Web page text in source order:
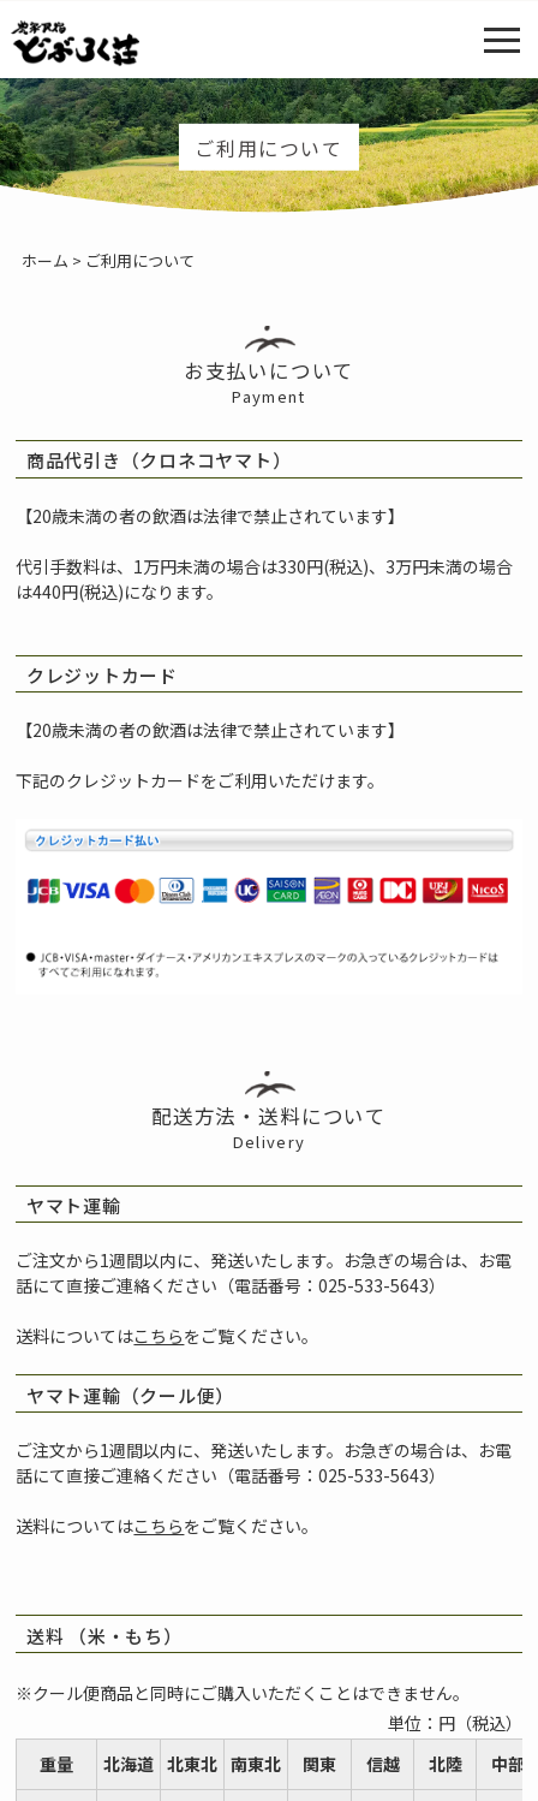
ご利用について
ホーム > ご利用について
お支払いについて
Payment
商品代引き（クロネコヤマト）
【20歳未満の者の飲酒は法律で禁止されています】
代引手数料は、1万円未満の場合は330円(税込)、3万円未満の場合
は440円(税込)になります。
クレジットカード
【20歳未満の者の飲酒は法律で禁止されています】
下記のクレジットカードをご利用いただけます。
配送方法・送料について
Delivery
ヤマト運輸
ご注文から1週間以内に、発送いたします。お急ぎの場合は、お電
話にて直接ご連絡ください（電話番号：025-533-5643）
送料についてはこちらをご覧ください。
ヤマト運輸（クール便）
ご注文から1週間以内に、発送いたします。お急ぎの場合は、お電
話にて直接ご連絡ください（電話番号：025-533-5643）
送料についてはこちらをご覧ください。
送料 （米・もち）
※クール便商品と同時にご購入いただくことはできません。
単位：円（税込）
重量
北海道 北東北 南東北 関東 信越 北陸 中部